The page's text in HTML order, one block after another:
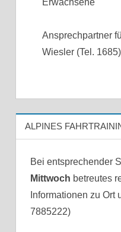
Ansprechpartner
Wiesler (Tel. 1685)
ALPINES
Bei entsprechender
Mittwoch betreutes
Informationen zu Ort
7885222)